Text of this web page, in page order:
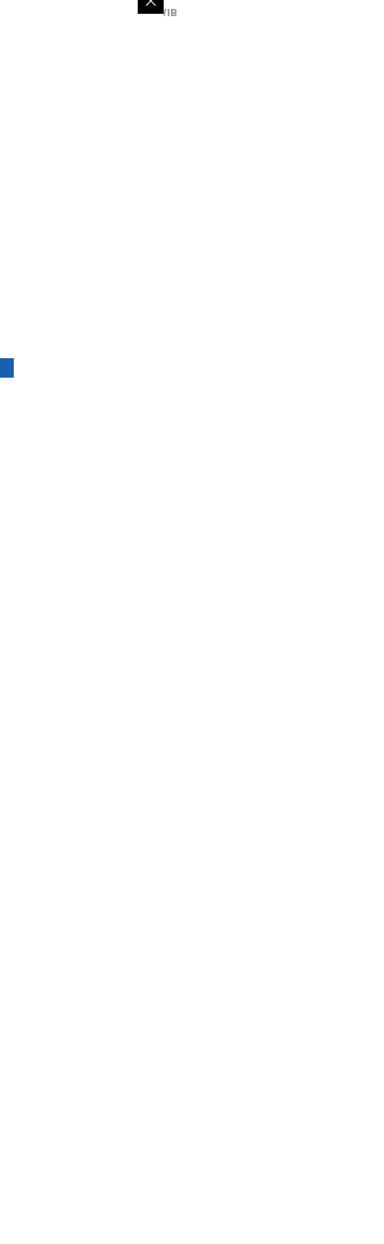
Juli 22, 2026 | 14:50 WIB